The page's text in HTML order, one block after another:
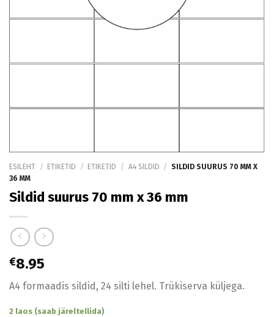
ESILEHT / ETIKETID / ETIKETID / A4 SILDID / SILDID SUURUS 70 MM X
36 MM
Sildid suurus 70 mm x 36 mm
€8.95
A4 formaadis sildid, 24 silti lehel. Trükiserva küljega.
2 laos (saab järeltellida)